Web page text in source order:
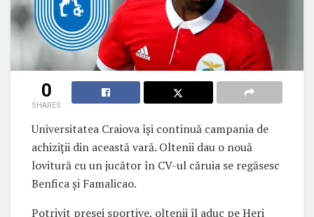
0
SHARES
Universitatea Craiova își continuă campania de
achiziții din această vară. Oltenii dau o nouă
lovitură cu un jucător în CV-ul căruia se regăsesc
Benfica și Famalicao.
Potrivit presei sportive, oltenii îl aduc pe Heri